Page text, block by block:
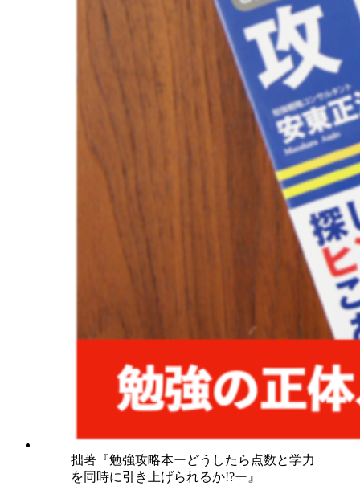
拙著『勉強攻略本ーどうしたら点数と学力
を同時に引き上げられるか!?ー』